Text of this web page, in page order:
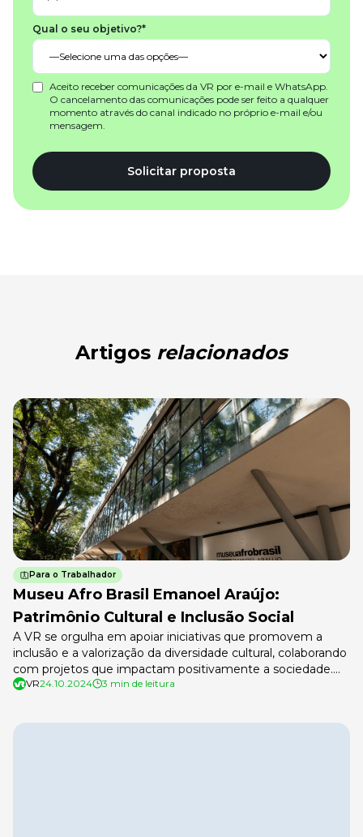
Qual o seu objetivo?*
Aceito receber comunicações da VR por e-mail e WhatsApp.
O cancelamento das comunicações pode ser feito a qualquer
momento através do canal indicado no próprio e-mail e/ou
mensagem.
Solicitar proposta
Artigos relacionados
Para o Trabalhador
Museu Afro Brasil Emanoel Araújo:
Patrimônio Cultural e Inclusão Social
A VR se orgulha em apoiar iniciativas que promovem a
inclusão e a valorização da diversidade cultural, colaborando
com projetos que impactam positivamente a sociedade.
Uma dessas parcerias é o projeto Museu Afro Brasil Leste
herança africana e […]
VR24.10.2024 3 min de leitura